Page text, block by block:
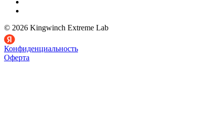
© 2026 Kingwinch Extreme Lab
Конфиденциальность
Оферта